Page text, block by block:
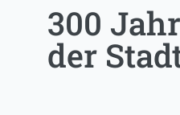
300
der